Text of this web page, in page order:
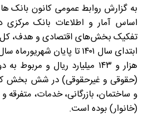
به گزارش روابط عمومی کانون بانک
اساس آمار و اطلاعات بانک
تفکیک بخش‌های اقتصادی و هدف، کل
هزار و ۱۴۳ میلیارد ریال و
(حقوقی و غیرحقوقی) در شش بخش
و ساختمان، بازرگانی، خدمات،
(خانوار) بوده است.